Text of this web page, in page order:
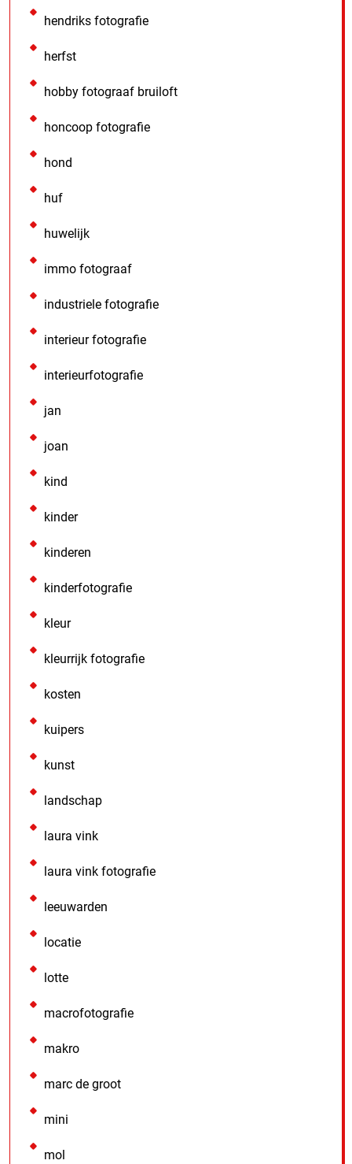
hendriks fotografie
herfst
hobby fotograaf bruiloft
honcoop fotografie
hond
huf
huwelijk
immo fotograaf
industriele fotografie
interieur fotografie
interieurfotografie
jan
joan
kind
kinder
kinderen
kinderfotografie
kleur
kleurrijk fotografie
kosten
kuipers
kunst
landschap
laura vink
laura vink fotografie
leeuwarden
locatie
lotte
macrofotografie
makro
marc de groot
mini
mol